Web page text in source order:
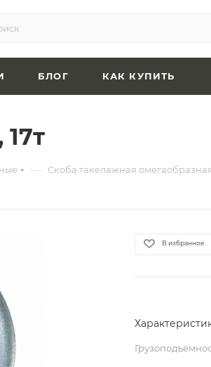
БЛОГ КАК КУПИТЬ
— Скоба такелажная
В избранное